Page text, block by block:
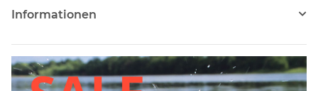
Informationen